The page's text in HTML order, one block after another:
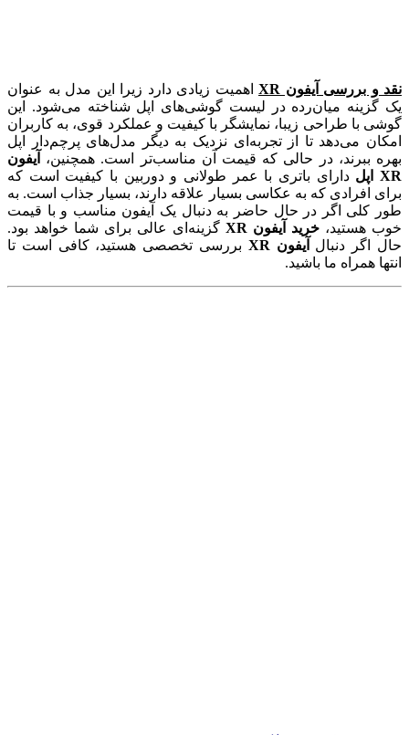
نقد و بررسی آیفون XR
اهمیت زیادی دارد زیرا این مدل به عنوان
یک گزینه میان‌رده در لیست گوشی‌های اپل شناخته می‌شود. این
گوشی با طراحی زیبا، نمایشگر با کیفیت و عملکرد قوی، به کاربران
امکان می‌دهد تا از تجربه‌ای نزدیک به دیگر مدل‌های پرچم‌دار اپل
بهره‌ ببرند، در حالی که قیمت آن مناسب‌تر است. همچنین،
آیفون
XR اپل
دارای باتری با عمر طولانی و دوربین با کیفیت است که
برای افرادی که به عکاسی بسیار علاقه دارند، بسیار جذاب است. به
طور کلی اگر در حال حاضر به دنبال یک آیفون مناسب و با قیمت
خوب هستید، خرید آیفون XR
گزینه‌ای عالی برای شما خواهد بود.
حال اگر دنبال
آیفون XR
بررسی تخصصی هستید، کافی است تا
انتها همراه ما باشید.